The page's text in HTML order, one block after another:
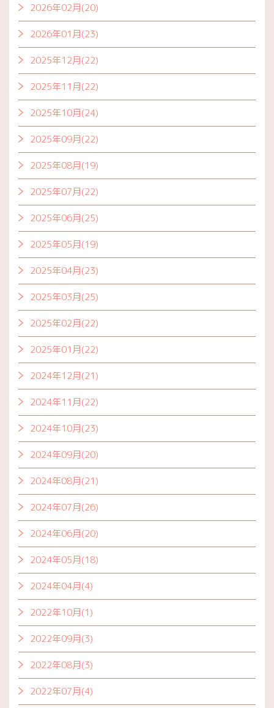
2026年02月(20)
2026年01月(23)
2025年12月(22)
2025年11月(22)
2025年10月(24)
2025年09月(22)
2025年08月(19)
2025年07月(22)
2025年06月(25)
2025年05月(19)
2025年04月(23)
2025年03月(25)
2025年02月(22)
2025年01月(22)
2024年12月(21)
2024年11月(22)
2024年10月(23)
2024年09月(20)
2024年08月(21)
2024年07月(26)
2024年06月(20)
2024年05月(18)
2024年04月(4)
2022年10月(1)
2022年09月(3)
2022年08月(3)
2022年07月(4)